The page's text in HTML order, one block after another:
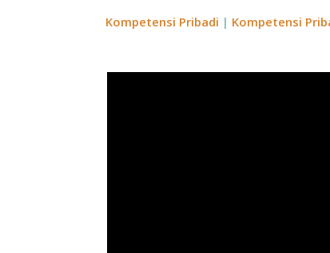
Kompetensi Pribadi | Kompetensi